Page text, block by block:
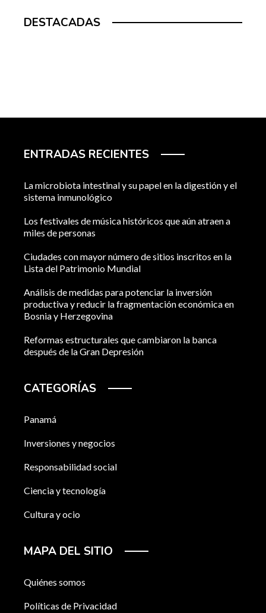
DESTACADAS
ENTRADAS RECIENTES
La microbiota intestinal y su papel en la digestión y el
sistema inmunológico
Los festivales de música históricos que aún atraen a
miles de personas
Ciudades con mayor número de sitios inscritos en la
Lista del Patrimonio Mundial
Análisis de medidas para potenciar la inversión
productiva y reducir la fragmentación económica en
Bosnia y Herzegovina
Reformas estructurales que cambiaron la banca
después de la Gran Depresión
CATEGORÍAS
Panamá
Inversiones y negocios
Responsabilidad social
Ciencia y tecnología
Cultura y ocio
MAPA DEL SITIO
Quiénes somos
Políticas de Privacidad